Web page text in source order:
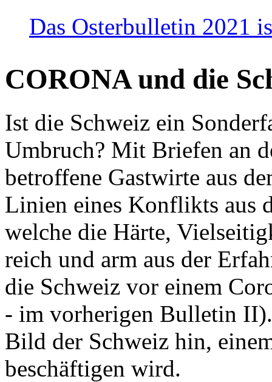
Das Osterbulletin 2021
CORONA und die
Ist die Schweiz ein
Umbruch? Mit Briefen an
betroffene Gastwirte aus
Linien eines Konflikts aus
welche die Härte,
reich und arm aus der
die Schweiz vor einem
- im vorherigen Bulletin
Bild der Schweiz hin,
beschäftigen wird.